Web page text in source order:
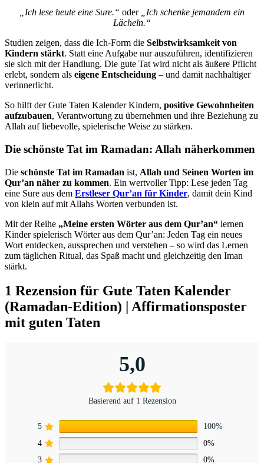
„Ich lese heute eine Sure.“ oder
„Ich schenke jemandem ein
Lächeln.“
Studien zeigen, dass die Ich-Form die Selbstwirksamkeit von
Kindern stärkt. Statt eine Aufgabe nur auszuführen, identifizieren
sie sich mit der Handlung. Die gute Tat wird nicht als äußere Pflicht
erlebt, sondern als eigene Entscheidung – und damit nachhaltiger
verinnerlicht.
So hilft der Gute Taten Kalender Kindern, positive Gewohnheiten
aufzubauen, Verantwortung zu übernehmen und ihre Beziehung zu
Allah auf liebevolle, spielerische Weise zu stärken.
Die schönste Tat im Ramadan: Allah näherkommen
Die schönste Tat im Ramadan ist, Allah und Seinen Worten im
Qur’an näher zu kommen. Ein wertvoller Tipp: Lese jeden Tag
eine Sure aus dem Erstleser Qur’an für Kinder, damit dein Kind
von klein auf mit Allahs Worten verbunden ist.
Mit der Reihe „Meine ersten Wörter aus dem Qur’an“ lernen
Kinder spielerisch Wörter aus dem Qur’an: Jeden Tag ein neues
Wort entdecken, aussprechen und verstehen – so wird das Lernen
zum täglichen Ritual, das Spaß macht und gleichzeitig den Iman
stärkt.
1 Rezension für Gute Taten Kalender
(Ramadan-Edition) | Affirmationsposter
mit guten Taten
5,0
Basierend auf 1 Rezension
5
100%
4
0%
3
0%